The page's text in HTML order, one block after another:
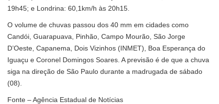
19h45; e Londrina: 60,1km/h às 20h15.
O volume de chuvas passou dos 40 mm em cidades como
Candói, Guarapuava, Pinhão, Campo Mourão, São Jorge
D’Oeste, Capanema, Dois Vizinhos (INMET), Boa Esperança do
Iguaçu e Coronel Domingos Soares. A previsão é de que a chuva
siga na direção de São Paulo durante a madrugada de sábado
(08).
Fonte – Agência Estadual de Notícias